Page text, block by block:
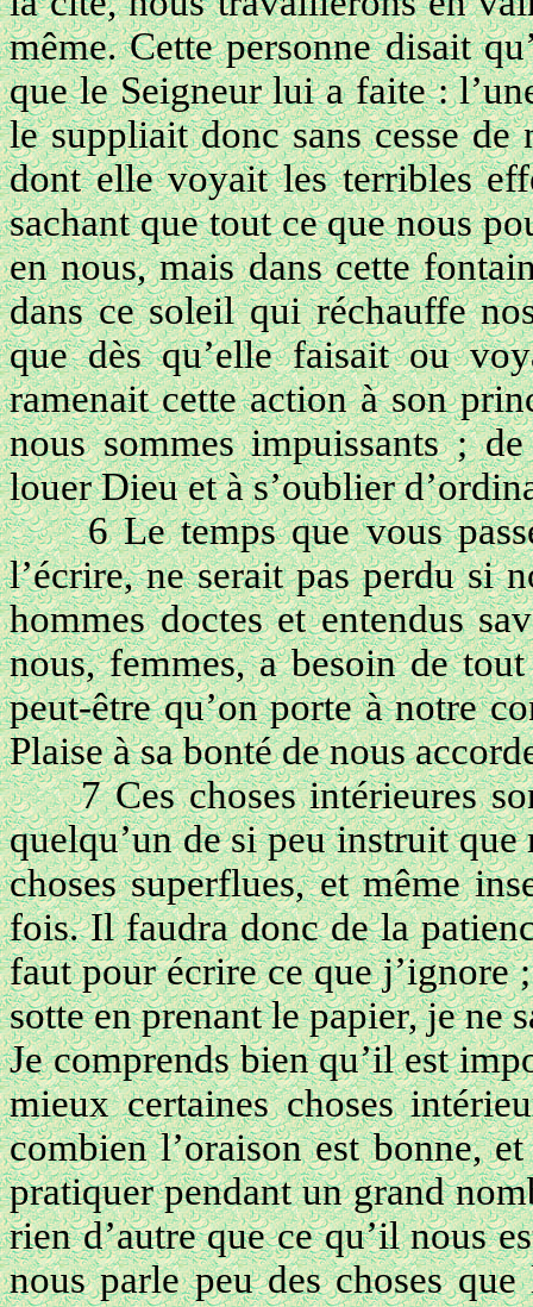
même. Cette personne disait
que le Seigneur lui a faite :
le suppliait donc sans cesse
dont elle voyait les terribles
sachant que tout ce que nous
en nous, mais dans cette
dans ce soleil qui réchauffe
que dès qu’elle faisait ou
ramenait cette action à son
nous sommes impuissants ;
louer Dieu et à s’oublier
6 Le temps que vous
l’écrire, ne serait pas perdu si
hommes doctes et entendus
nous, femmes, a besoin de
peut-être qu’on porte à notre
Plaise à sa bonté de nous
7 Ces choses intérieures
quelqu’un de si peu instruit
choses superflues, et même
fois. Il faudra donc de la
faut pour écrire ce que j’ignore
sotte en prenant le papier, je ne
Je comprends bien qu’il est
mieux certaines choses
combien l’oraison est bonne,
pratiquer pendant un grand
rien d’autre que ce qu’il nous
nous parle peu des choses que